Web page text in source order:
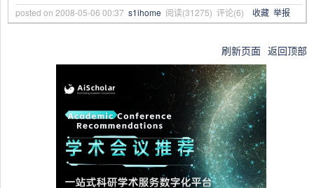
posted on 2008-05-06 00:37 s1ihome 阅读(31275) 评论(6) 收藏 举报
刷新页面 返回顶部